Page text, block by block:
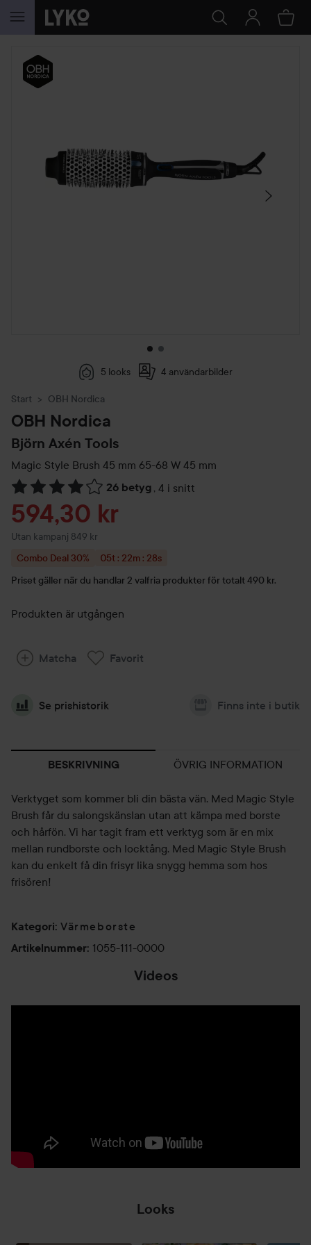
HOPPA TILL INNEHÅLLET
HOPPA ÖVER SEKTIONEN
5 looks 4 användarbilder
Start OBH Nordica
OBH Nordica
Björn Axén Tools
Magic Style Brush 45 mm 65-68 W 45 mm
26 betyg , 4 i snitt
Hoppa till Betyg & kommentarer
Reapris
594,30 kr
Utan kampanj 849 kr
Combo Deal 30%
Priset gäller i: 05 timmar, 22 minuter och 27
05t : 22m : 27s
Priset gäller när du handlar 2 valfria produkter för totalt 490 kr.
Produkten är utgången
Matcha Favorit
Se prishistorik Finns inte i butik
BESKRIVNING ÖVRIG INFORMATION
Verktyget som kommer bli din bästa vän. Med Magic Style
Brush får du salongskänslan utan att kämpa med borste
och hårfön. Vi har tagit fram ett verktyg som är en mix
mellan rundborste och locktång. Med Magic Style Brush
kan du enkelt få din frisyr lika snygg hemma som hos
frisören!
Kategori: Värmeborste
Artikelnummer: 1055-111-0000
Videos
Looks